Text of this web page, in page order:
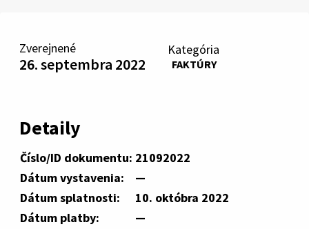
Zverejnené
26. septembra 2022
Kategória
FAKTÚRY
Detaily
Číslo/ID dokumentu: 21092022
Dátum vystavenia:
—
Dátum splatnosti:
10. októbra 2022
Dátum platby:
—